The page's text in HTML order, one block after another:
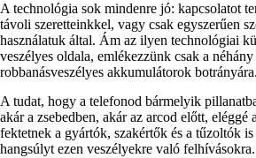
A technológia sok mindenre jó: kapcsolatot
távoli szeretteinkkel, vagy csak egyszerűen
használatuk által. Ám az ilyen technológiai
veszélyes oldala, emlékezzünk csak a
robbanásveszélyes akkumulátorok botrányára.
A tudat, hogy a telefonod bármelyik
akár a zsebedben, akár az arcod előtt, eléggé
fektetnek a gyártók, szakértők és a tűzoltók
hangsúlyt ezen veszélyekre való felhívásokra.